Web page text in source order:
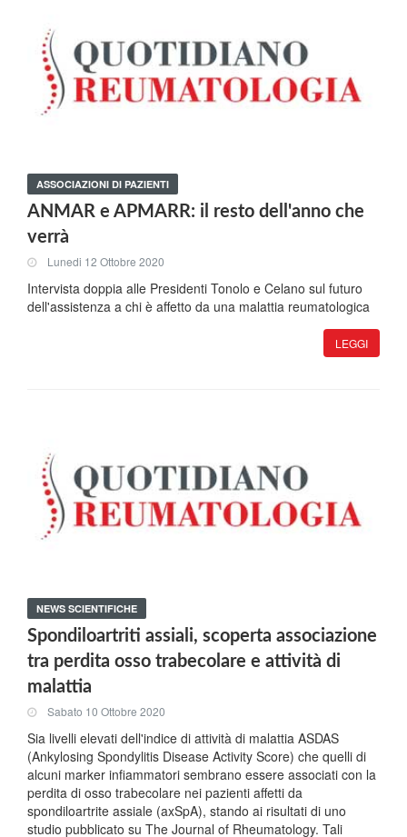
ASSOCIAZIONI DI PAZIENTI
ANMAR e APMARR: il resto dell'anno che
verrà
Lunedi 12 Ottobre 2020
Intervista doppia alle Presidenti Tonolo e Celano sul futuro
dell'assistenza a chi è affetto da una malattia reumatologica
LEGGI
NEWS SCIENTIFICHE
Spondiloartriti assiali, scoperta associazione
tra perdita osso trabecolare e attività di
malattia
Sabato 10 Ottobre 2020
Sia livelli elevati dell'indice di attività di malattia ASDAS
(Ankylosing Spondylitis Disease Activity Score) che quelli di
alcuni marker infiammatori sembrano essere associati con la
perdita di osso trabecolare nei pazienti affetti da
spondiloartrite assiale (axSpA), stando ai risultati di uno
studio pubblicato su The Journal of Rheumatology. Tali